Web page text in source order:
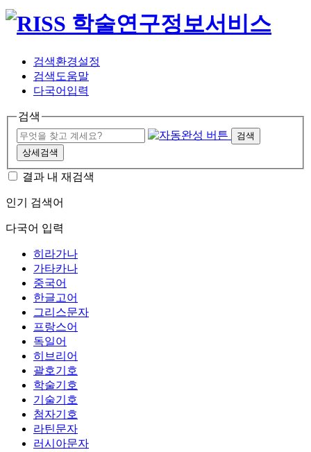
검색환경설정
검색도움말
다국어입력
검색
검색
상세검색
결과 내 재검색
인기 검색어
다국어 입력
히라가나
가타카나
중국어
한글고어
그리스문자
프랑스어
독일어
히브리어
괄호기호
학술기호
기술기호
첨자기호
라틴문자
러시아문자